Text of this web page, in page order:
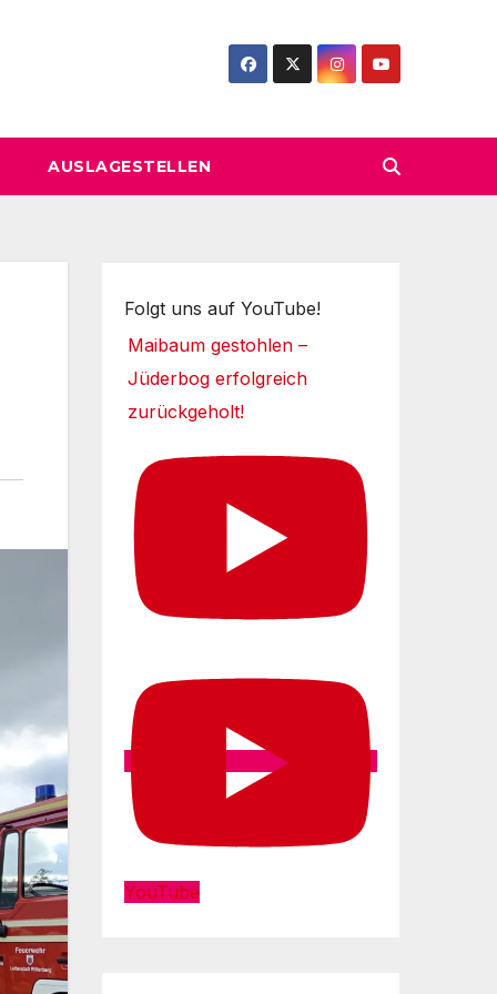
AUSLAGESTELLEN
Folgt uns auf YouTube!
Maibaum gestohlen –
Jüderbog erfolgreich
zurückgeholt!
YouTube